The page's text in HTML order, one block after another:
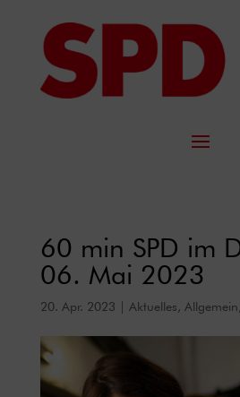
60 min SPD im
06. Mai 2023
20. Apr. 2023 Aktuelles, Allgemein